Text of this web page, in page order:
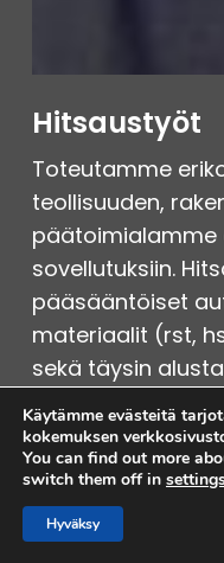
Välisumma:
Näytä
Hitsaustyöt
Toteutamme
teollisuuden,
sovellutuksiin.
pääsääntöiset
materiaalit (rst,
sekä täysin
Lämpösuoja-
ja
lämpöeristystyöt
Käytämme evästeitä
kokemuksen
You can find out more
switch them off in
Hyväksy